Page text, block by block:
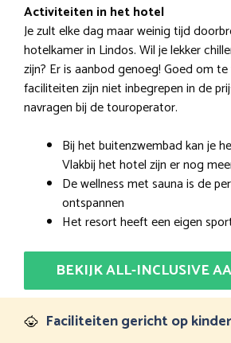
Activiteiten in het hotel
Je zult elke dag maar weinig tijd
hotelkamer in Lindos. Wil je lekker
zijn? Er is aanbod genoeg! Goed om
faciliteiten zijn niet inbegrepen in de
navragen bij de touroperator.
Bij het buitenzwembad kan je
Vlakbij het hotel zijn er nog
De wellness met sauna is de
ontspannen
Het resort heeft een eigen
BEKIJK ALL-INCLUSIVE
Faciliteiten gericht op